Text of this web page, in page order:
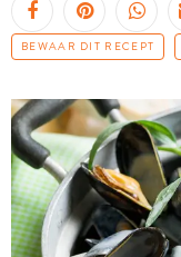
BEWAAR DIT RECEPT